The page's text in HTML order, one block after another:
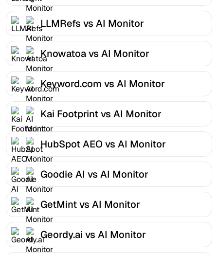
LLMRefs vs AI Monitor
Knowatoa vs AI Monitor
Keyword.com vs AI Monitor
Kai Footprint vs AI Monitor
HubSpot AEO vs AI Monitor
Goodie AI vs AI Monitor
GetMint vs AI Monitor
Geordy.ai vs AI Monitor